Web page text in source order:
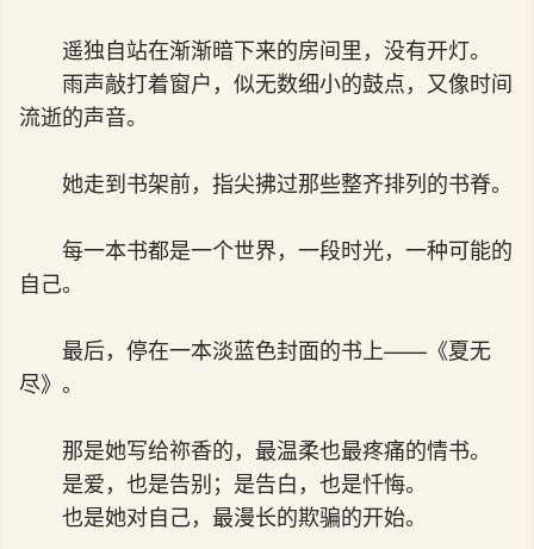
遥独自站在渐渐暗下来的房间里，没有开灯。
雨声敲打着窗户，似无数细小的鼓点，又像时间
流逝的声音。
她走到书架前，指尖拂过那些整齐排列的书脊。
每一本书都是一个世界，一段时光，一种可能的
自己。
最后，停在一本淡蓝色封面的书上——《夏无
尽》。
那是她写给祢香的，最温柔也最疼痛的情书。
是爱，也是告别；是告白，也是忏悔。
也是她对自己，最漫长的欺骗的开始。